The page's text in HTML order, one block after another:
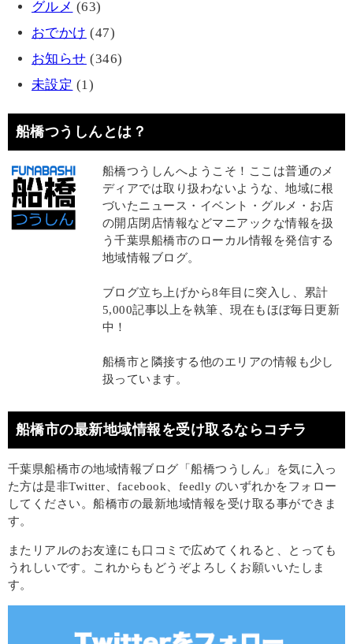
グルメ (63)
おでかけ (47)
お知らせ (346)
未設定 (1)
船橋つうしんとは？
船橋つうしんへようこそ！ここは普通のメ
ディアでは取り扱わないような、地域に根
づいたニュース・イベント・グルメ・お店
の開店閉店情報などマニアックな情報を扱
う千葉県船橋市のローカル情報を発信する
地域情報ブログ。
ブログ立ち上げから8年目に突入し、累計
5,000記事以上を執筆、現在もほぼ毎日更新
中！
船橋市と隣接する他のエリアの情報も少し
扱っています。
船橋市の最新地域情報を受け取るならコチラ
千葉県船橋市の地域情報ブログ「船橋つうしん」を気に入っ
た方は是非Twitter、facebook、feedly のいずれかをフォロー
してください。船橋市の最新地域情報を受け取る事ができま
す。
またリアルのお友達にも口コミで広めてくれると、とっても
うれしいです。これからもどうぞよろしくお願いいたしま
す。